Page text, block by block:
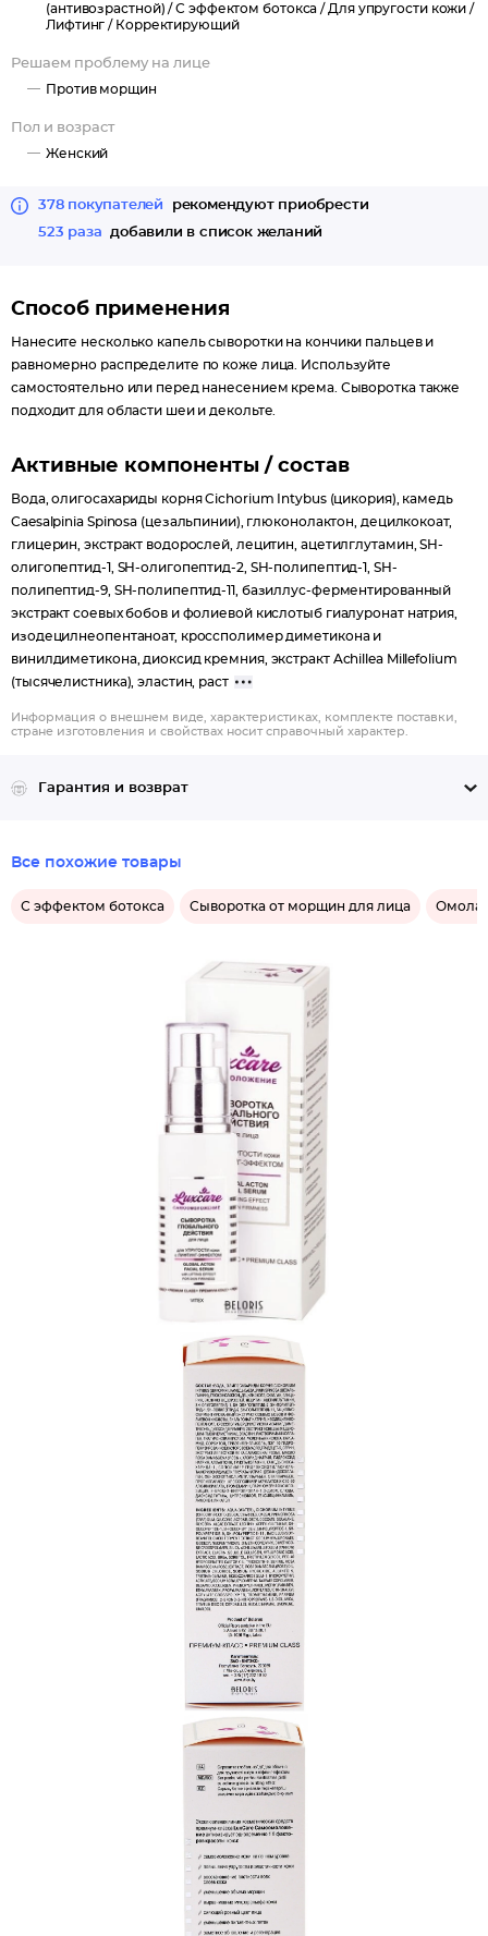
(антивозрастной) /С эффектом ботокса / Для упругости кожи /
Лифтинг / Корректирующий
Решаем проблему на лице
Против морщин
Пол и возраст
Женский
378 покупателей
рекомендуют приобрести
523 раза
добавили в список желаний
Способ применения
Нанесите несколько капель сыворотки на кончики пальцев и
равномерно распределите по коже лица. Используйте
самостоятельно или перед нанесением крема. Сыворотка также
подходит для области шеи и декольте.
Активные компоненты / состав
Вода, олигосахариды корня Cichorium Intybus (цикория), камедь
Caesalpinia Spinosa (цезальпинии), глюконолактон, децилкокоат,
глицерин, экстракт водорослей, лецитин, ацетилглутамин, SH-
олигопептид-1, SH-олигопептид-2, SH-полипептид-1, SH-
полипептид-9, SH-полипептид-11, базиллус-ферментированный
экстракт соевых бобов и фолиевой кислотыб гиалуронат натрия,
изодецилнеопентаноат, кроссполимер диметикона и
винилдиметикона, диоксид кремния, экстракт Achillea Millefolium
(тысячелистника), эластин, раст
Информация о внешнем виде, характеристиках, комплекте поставки,
стране изготовления и свойствах носит справочный характер.
Гарантия и возврат
Все похожие товары
С эффектом ботокса Сыворотка от морщин для лица